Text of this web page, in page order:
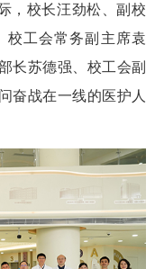
，校长汪劲松、副校
校工会常务副主席袁
长苏德强、校工会副
奋战在一线的医护人